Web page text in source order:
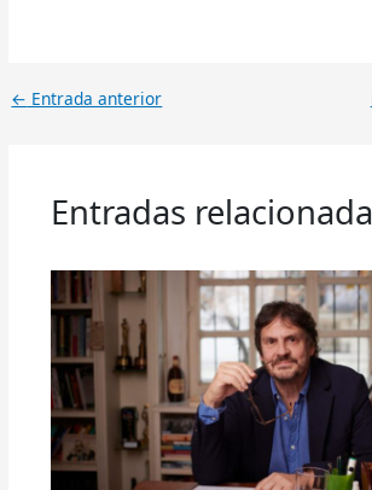
← Entrada anterior
Entradas